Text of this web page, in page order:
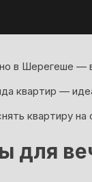
в Шерегеше —
квартир —
квартиру
для